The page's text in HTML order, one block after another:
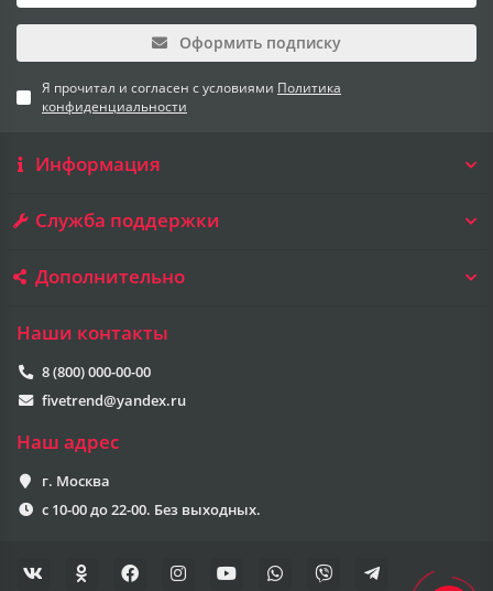
Оформить подписку
Я прочитал и согласен с условиями Политика
конфиденциальности
Информация
Служба поддержки
Дополнительно
Наши контакты
8 (800) 000-00-00
fivetrend@yandex.ru
Наш адрес
г. Москва
с 10-00 до 22-00. Без выходных.